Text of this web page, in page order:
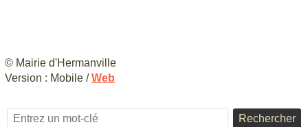
© Mairie d'Hermanville
Version : Mobile /Web
Rechercher